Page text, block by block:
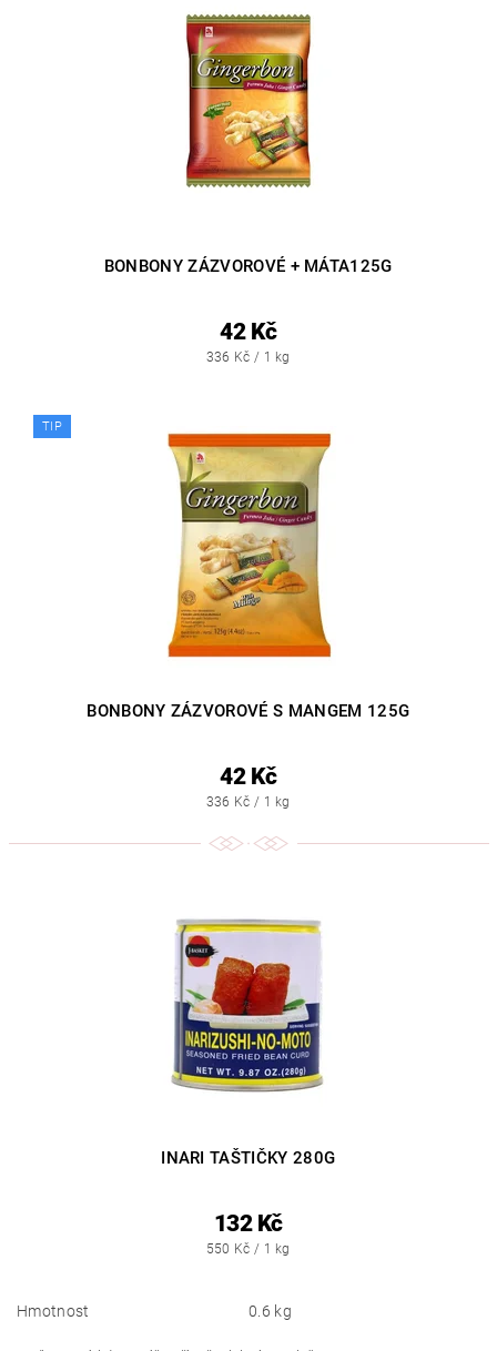
BONBONY ZÁZVOROVÉ + MÁTA125G
42 Kč
336 Kč / 1 kg
TIP
BONBONY ZÁZVOROVÉ S MANGEM 125G
42 Kč
336 Kč / 1 kg
INARI TAŠTIČKY 280G
132 Kč
550 Kč / 1 kg
Hmotnost 0.6 kg